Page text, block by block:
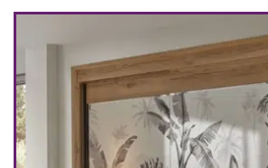
cuisine & sur-mesure
décoration